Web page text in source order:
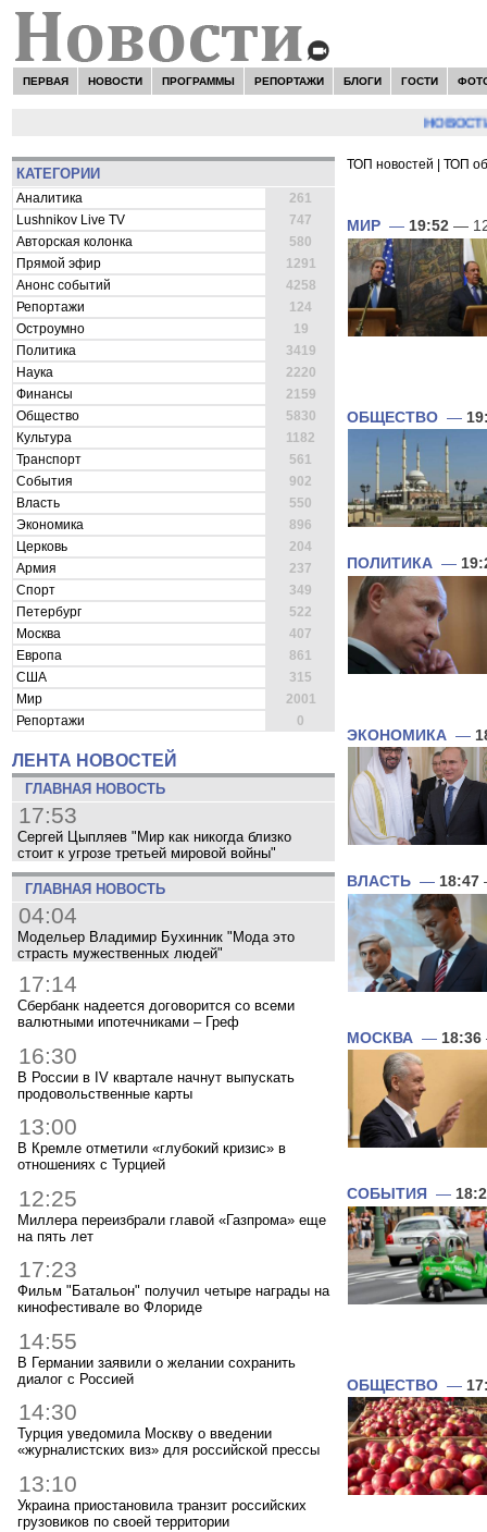
ПЕРВАЯ НОВОСТИ ПРОГРАММЫ РЕПОРТАЖИ БЛОГИ ГОСТИ
НОВОСТИ:
КАТЕГОРИИ
Аналитика
261
Lushnikov Live TV
747
Авторская колонка
580
Прямой эфир
1291
Анонс событий
4258
Репортажи
124
Остроумно
19
Политика
3419
Наука
2220
Финансы
2159
Общество
5830
Культура
1182
Транспорт
561
События
902
Власть
550
Экономика
896
Церковь
204
Армия
237
Спорт
349
Петербург
522
Москва
407
Европа
861
США
315
Мир
2001
Репортажи
0
ЛЕНТА НОВОСТЕЙ
ГЛАВНАЯ НОВОСТЬ
17:53
Сергей Цыпляев "Мир как никогда близко
стоит к угрозе третьей мировой войны"
ГЛАВНАЯ НОВОСТЬ
04:04
Модельер Владимир Бухинник "Мода это
страсть мужественных людей"
17:14
Сбербанк надеется договорится со всеми
валютными ипотечниками – Греф
16:30
В России в IV квартале начнут выпускать
продовольственные карты
13:00
В Кремле отметили «глубокий кризис» в
отношениях с Турцией
12:25
Миллера переизбрали главой «Газпрома» еще
на пять лет
17:23
Фильм "Батальон" получил четыре награды на
кинофестивале во Флориде
14:55
В Германии заявили о желании сохранить
диалог с Россией
14:30
Турция уведомила Москву о введении
«журналистских виз» для российской прессы
13:10
Украина приостановила транзит российских
грузовиков по своей территории
ТОП новостей ТОП
МИР — 19:52 —
ОБЩЕСТВО —
ПОЛИТИКА —
ЭКОНОМИКА —
ВЛАСТЬ — 18:47
МОСКВА — 18:36
СОБЫТИЯ —
ОБЩЕСТВО —